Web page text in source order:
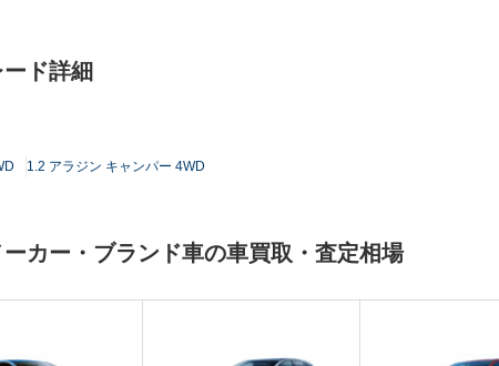
ド詳細
1.2 アラジン キャンパー 4WD
カー・ブランド車の車買取・査定相場